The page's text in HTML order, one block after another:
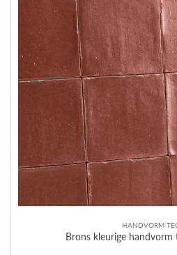
HANDVORM
Brons kleurige handvorm